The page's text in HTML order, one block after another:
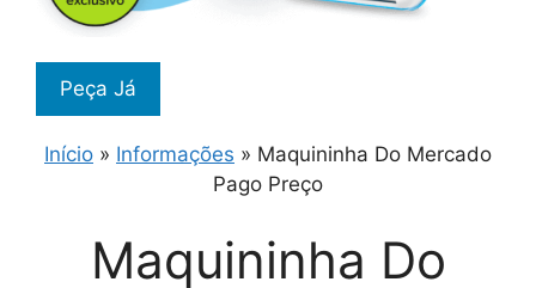
Peça Já
Início » Informações » Maquininha Do Mercado
Pago Preço
Maquininha Do